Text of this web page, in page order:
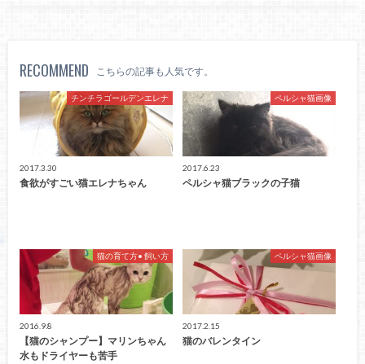
RECOMMEND こちらの記事も人気です。
チンチラゴールデンエレナ
2017.3.30
食欲がすごい猫エレナちゃん
ペルシャ猫画像
2017.6.23
ペルシャ猫ブラックの子猫
猫の育て方• 飼い方
2016.9.8
【猫のシャンプー】マリンちゃん
水もドライヤーも苦手
ペルシャ猫画像
2017.2.15
猫のバレンタイン